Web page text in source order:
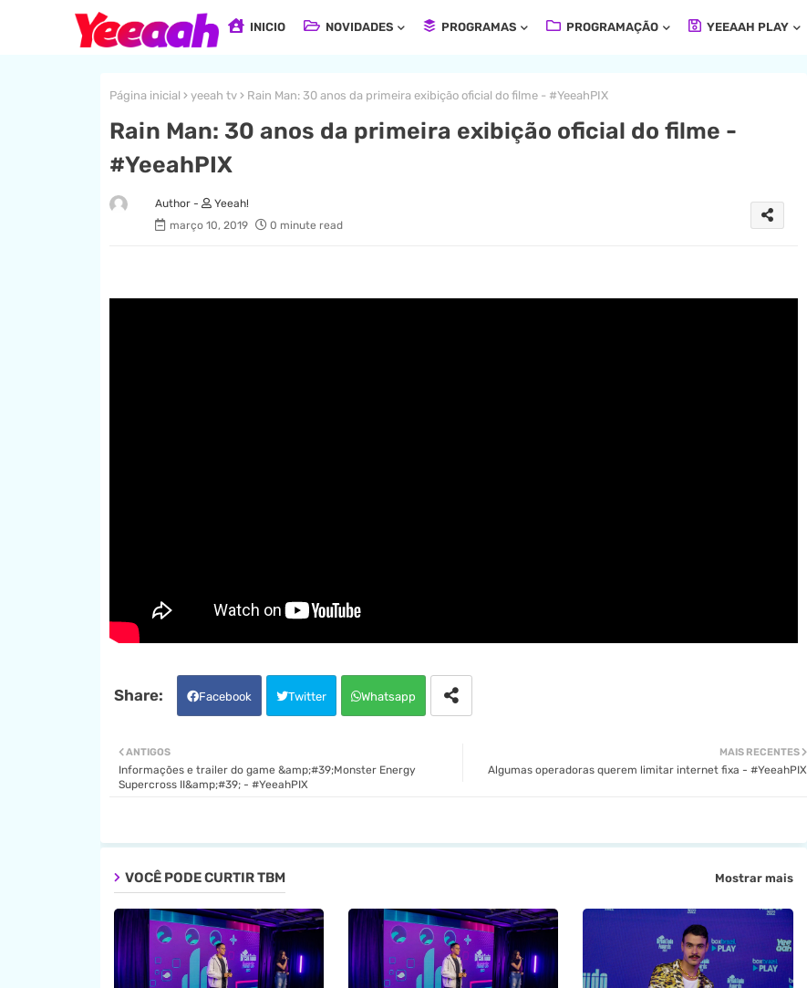
INICIO NOVIDADES PROGRAMAS PROGRAMAÇÃO YEEAAH PLAY
Página inicial yeeah tv Rain Man: 30 anos da primeira exibição oficial do filme - #YeeahPIX
Rain Man: 30 anos da primeira exibição oficial do filme -
#YeeahPIX
Yeeah!
março 10, 2019
0 minute read
Facebook Twitter Whatsapp
MAIS RECENTES
Algumas operadoras querem limitar internet fixa - #YeeahPIX
ANTIGOS
Informações e trailer do game &amp;#39;Monster Energy
Supercross II&amp;#39; - #YeeahPIX
VOCÊ PODE CURTIR TBM Mostrar mais